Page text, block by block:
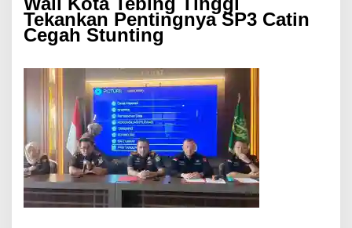
Tekankan Pentingnya SP3 Catin
Cegah Stunting